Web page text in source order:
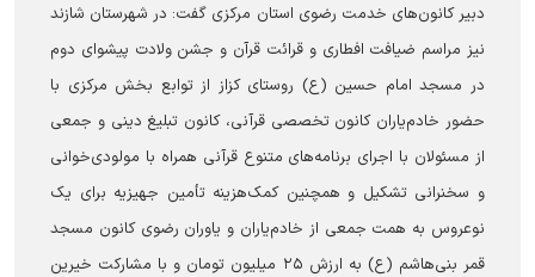
دبیر کانون‌های خدمت رضوی استان مرکزی گفت: در شهرستان شازند
نیز مراسم ضیافت افطاری و قرائت قرآن و جشن ولادت پیشوای دوم
در مسجد امام حسین (ع) روستای کزاز از توابع بخش مرکزی با
حضور خادم‌یاران کانون تخصصی قرآنی، کانون تبلیغ دینی و جمعی
از مسئولان با اجرای برنامه‌های متنوع قرآنی همراه با مولودی‌خوانی
و سخنرانی تشکیل و همچنین کمک‌هزینه تأمین جهیزیه برای یک
نوعروس به همت جمعی از خادم‌یاران و یاوران رضوی کانون مسجد
قمر بنی‌هاشم (ع) به ارزش ۲۵ میلیون تومان و با مشارکت خیرین